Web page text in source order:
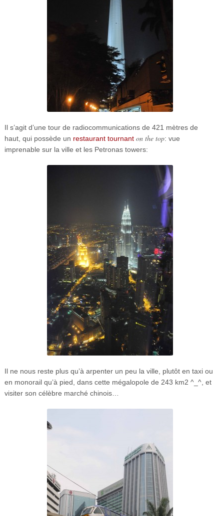
Il s’agit d’une tour de radiocommunications de 421 mètres de
haut, qui possède un restaurant tournant on the top: vue
imprenable sur la ville et les Petronas towers:
Il ne nous reste plus qu’à arpenter un peu la ville, plutôt en taxi ou
en monorail qu’à pied, dans cette mégalopole de 243 km2 ^_^, et
visiter son célèbre marché chinois…